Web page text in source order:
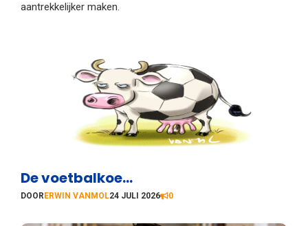
aantrekkelijker maken.
De voetbalkoe…
DOORERWIN VANMOL24 JULI 2026 0